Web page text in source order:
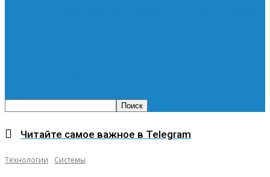
Читайте самое важное в Telegram
Технологии Системы